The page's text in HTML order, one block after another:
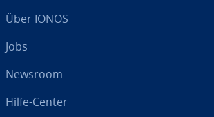
Über IONOS
Jobs
Newsroom
Hilfe-Center